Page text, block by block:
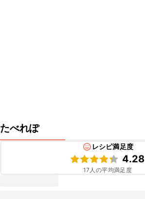
たべれぽ
レシピ満足度
4.28
17 人の平均満足度